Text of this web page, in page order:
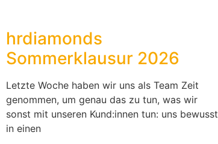
hrdiamonds
Sommerklausur 2026
Letzte Woche haben wir uns als Team Zeit
genommen, um genau das zu tun, was wir
sonst mit unseren Kund:innen tun: uns bewusst
in einen